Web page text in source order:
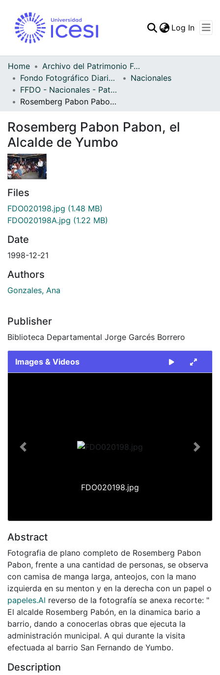
Statistics
Log In
Home
Archivo del Patrimonio Fotográfico y Fílmico del Valle del Cauca
Fondo Fotográfico Diario Occidente
Nacionales
FFDO - Nacionales - Patrimonial
Rosemberg Pabon Pabon, el Alcalde de Yumbo
Rosemberg Pabon Pabon, el
Alcalde de Yumbo
Files
FDO020198.jpg (1.48 MB)
FDO020198A.jpg (1.22 MB)
Date
1998-12-21
Authors
Gonzales, Ana
Publisher
Biblioteca Departamental Jorge Garcés Borrero
Images & Videos
FDO020198.jpg
Previous Next
Abstract
Fotografia de plano completo de Rosemberg Pabon
Pabon, frente a una cantidad de personas, se observa
con camisa de manga larga, anteojos, con la mano
izquierda en su menton y en la derecha con un papel o
papeles.Al reverso de la fotografía se anexa recorte: "
El alcalde Rosemberg Pabón, en la dinamica bario a
barrio, dando a conocerlas obras que ejecuta la
administración municipal. A qui durante la visita
efectuada al barrio San Fernando de Yumbo.
Description